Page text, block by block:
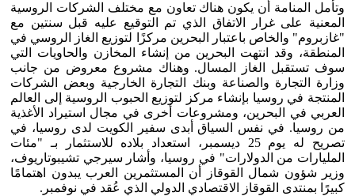
وتأمل المنامة أن يكون هناك تعاون مع مختلف الشركات الروسية
المعنية على غرار الاتفاق الذي تم التوقيع عليه قبل سنتين مع
"غازبروم" والخاص باعتبار البحرين مركزًا لتوزيع الغاز الروسي في
المنطقة، وقد انتهت البحرين من إنشاء المخازن والحاويات التي
سوف تستقبل الغاز المسال. وهناك مشروع معروض من جانب
وزارة التجارة والصناعة وبنك التجارة الخارجية وبعض الشركات
المنتجة في روسيا بإنشاء مركز لتوزيع الحبوب الروسية إلى العالم
العربي في البحرين، ومشروعات أخرى في مجال استيراد الأغذية
من روسيا. في نفس السياق أبدى سفير الكويت لدى روسيا، في
تصريح له يوم 25 ديسمبر، استعداد بلاده للاستثمار بـ "مئات
المليارات من الدولارات" في روسيا، وأشار سيرجي تشيبوتاريوف،
وزير شؤون شمال القوقاز أن المستثمرين العرب يبدون اهتمامًا
كبيرًا بمنتدى القوقاز الاقتصادي الدولي الذي عُقد في نوفمبر.